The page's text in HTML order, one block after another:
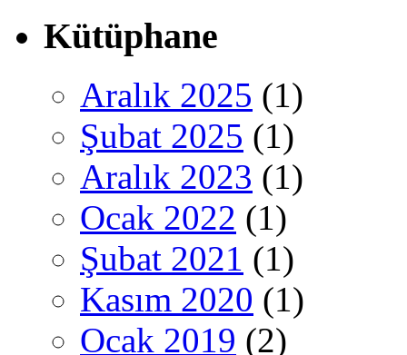
Kütüphane
Aralık 2025 (1)
Şubat 2025 (1)
Aralık 2023 (1)
Ocak 2022 (1)
Şubat 2021 (1)
Kasım 2020 (1)
Ocak 2019 (2)